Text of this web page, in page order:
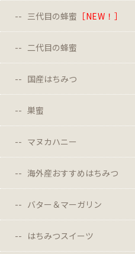
三代目の蜂蜜 ［NEW！］
二代目の蜂蜜
国産はちみつ
巣蜜
マヌカハニー
海外産おすすめはちみつ
バター＆マーガリン
はちみつスイーツ